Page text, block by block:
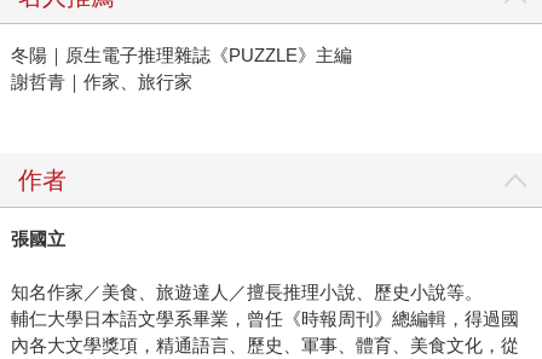
冬陽｜原生電子推理雜誌《PUZZLE》主編
謝哲青｜作家、旅行家
作者
張國立
知名作家／美食、旅遊達人／擅長推理小說、歷史小說等。
輔仁大學日本語文學系畢業，曾任《時報周刊》總編輯，得過國
內各大文學獎項，精通語言、歷史、軍事、體育、美食文化，從